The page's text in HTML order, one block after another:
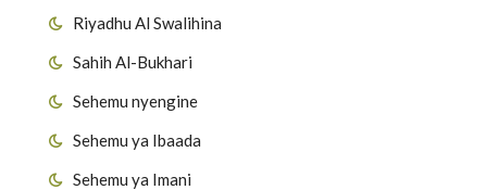
Riyadhu Al Swalihina
Sahih Al-Bukhari
Sehemu nyengine
Sehemu ya Ibaada
Sehemu ya Imani